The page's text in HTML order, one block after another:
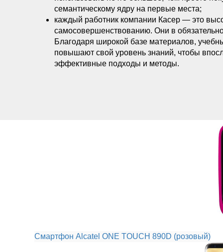
семантическому ядру на первые места;
каждый работник компании Касер — это
самосовершенствованию. Они в
Благодаря широкой базе материалов,
повышают свой уровень знаний, чтобы
эффективные подходы и методы.
Смартфон Alcatel ONE TOUCH 890D (розовый)